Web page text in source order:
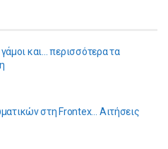
και… περισσότερα τα
στη Frontex… Αιτήσεις